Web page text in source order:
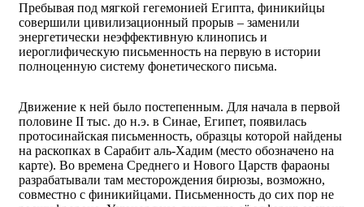
Пребывая под мягкой гегемонией Египта, финикийцы
совершили цивилизационный прорыв – заменили
энергетически неэффективную клинопись и
иероглифическую письменность на первую в истории
полноценную систему фонетического письма.
Движение к ней было постепенным. Для начала в первой
половине II тыс. до н.э. в Синае, Египет, появилась
протосинайская письменность, образцы которой найдены
на раскопках в Сарабит аль-Хадим (место обозначено на
карте). Во времена Среднего и Нового Царств фараоны
разрабатывали там месторождения бирюзы, возможно,
совместно с финикийцами. Письменность до сих пор не